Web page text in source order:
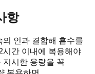
항
의 인과 결합해 흡수를
시간 이내에 복용해야
지시한 용량을 꼭